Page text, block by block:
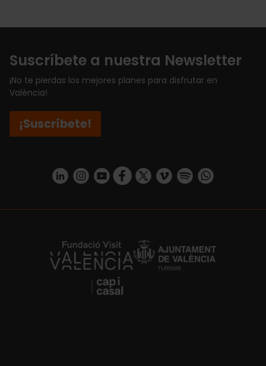
Suscríbete a nuestra Newsletter
¡No te pierdas los mejores planes para disfrutar en
València!
¡Suscríbete!
https://www.linkedin.com/company/turismo-valencia/mycompany/
https://www.instagram.com/visit_valencia/
https://www.youtube.com/user/
https://www.facebook.com/
https://twitter.com/
https://vimeo.com/
https://https://api.whatsapp.com/
https://fundacion.visitvalencia.com/